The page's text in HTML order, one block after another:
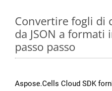
Convertire fogli di
da JSON a formati
passo passo
Aspose.Cells Cloud SDK